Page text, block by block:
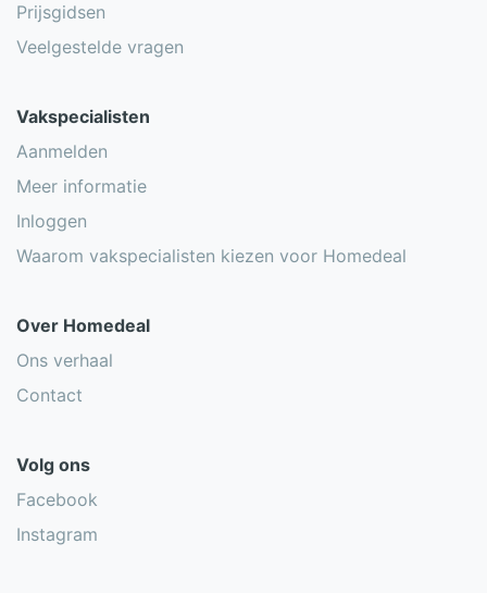
Prijsgidsen
Veelgestelde vragen
Vakspecialisten
Aanmelden
Meer informatie
Inloggen
Waarom vakspecialisten kiezen voor Homedeal
Over Homedeal
Ons verhaal
Contact
Volg ons
Facebook
Instagram